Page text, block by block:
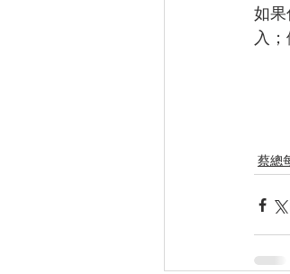
如
入
蔡總